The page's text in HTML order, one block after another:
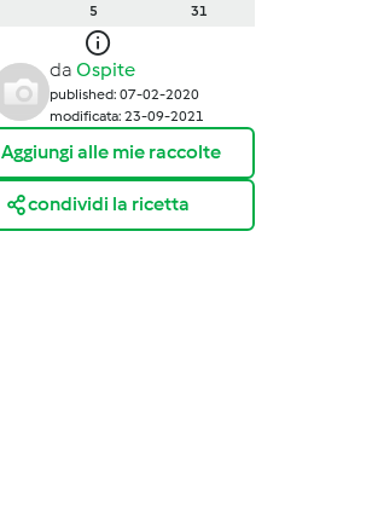
5
31
da Ospite
published: 07-02-2020
modificata: 23-09-2021
Aggiungi alle mie raccolte
condividi la ricetta